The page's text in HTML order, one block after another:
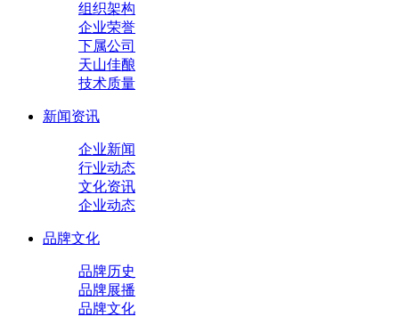
组织架构
企业荣誉
下属公司
天山佳酿
技术质量
新闻资讯
企业新闻
行业动态
文化资讯
企业动态
品牌文化
品牌历史
品牌展播
品牌文化